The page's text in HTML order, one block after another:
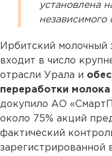
установлена
независимого
Ирбитский молочный
входит в число
отрасли Урала и
переработки молока
докупило АО
около 75% акций
фактический
зарегистрированной